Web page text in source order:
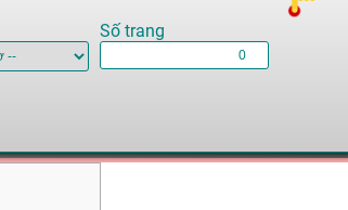
Số trang